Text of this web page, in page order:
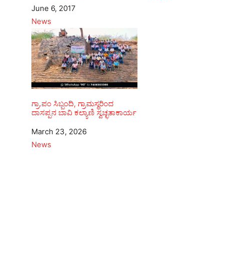
Date
June 6, 2017
In relation to
News
ಗ್ರಾ.ಪಂ ಸಿಬ್ಬಂದಿ, ಗ್ರಾಮಸ್ಥರಿಂದ
ದಾಸಪ್ಪನ ಬಾವಿ ಕಲ್ಯಾಣಿ ಸ್ವಚ್ಛತಾಕಾರ್ಯ
Date
March 23, 2026
In relation to
News